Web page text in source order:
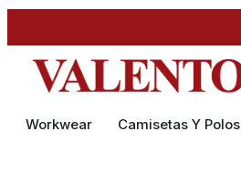
Workwear Camisetas Y Polos